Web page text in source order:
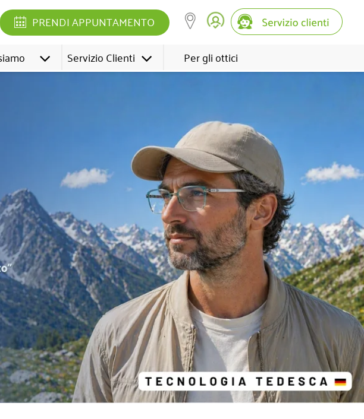
PRENDI APPUNTAMENTO
Servizio Clienti Per gli ottici